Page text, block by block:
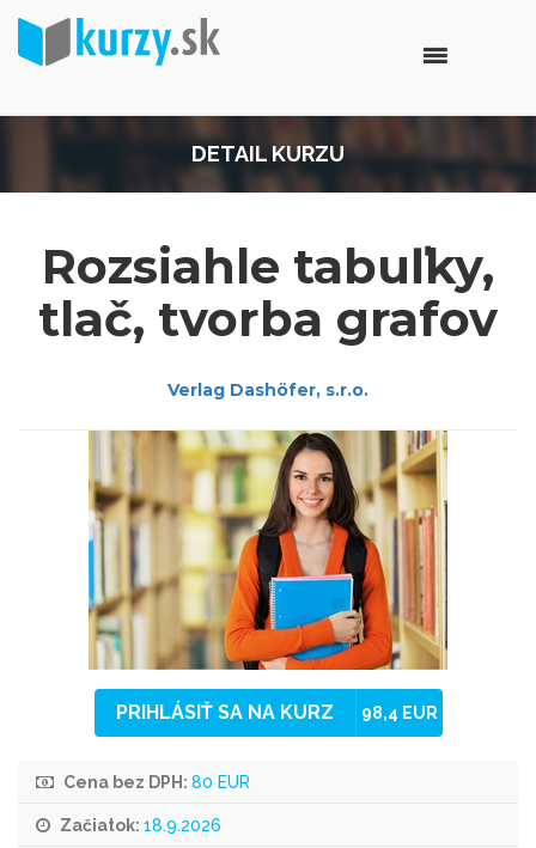
DETAIL KURZU
Rozsiahle tabuľky,
tlač, tvorba grafov
Verlag Dashöfer, s.r.o.
PRIHLÁSIŤ SA NA KURZ 98,4 EUR
Cena bez DPH: 80 EUR
Začiatok: 18.9.2026